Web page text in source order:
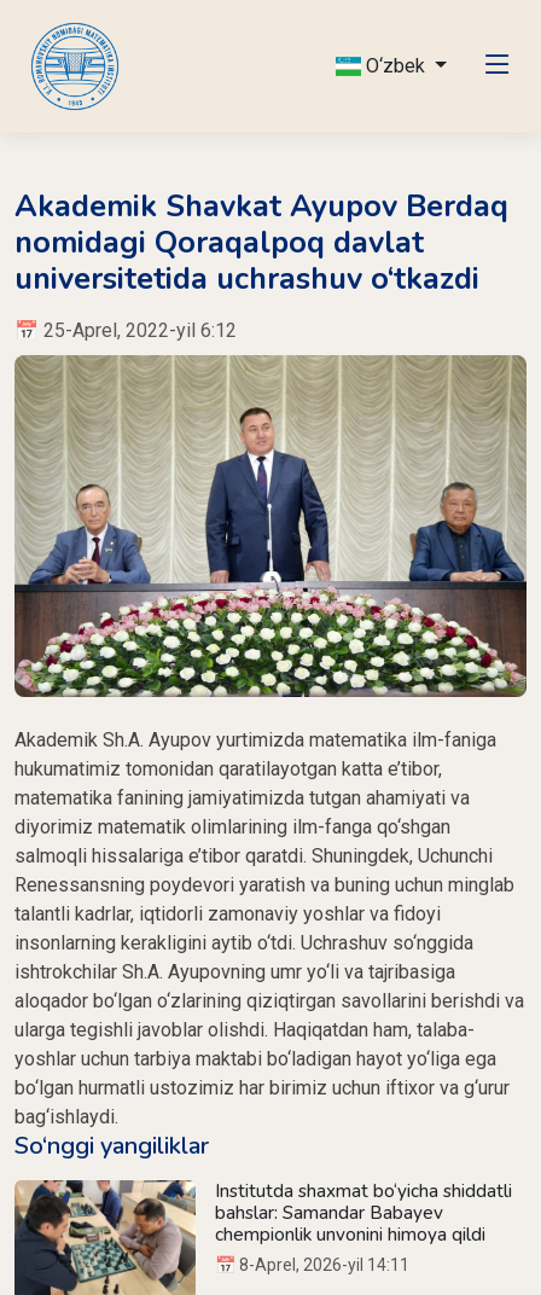
O‘zbek
Akademik Shavkat Ayupov Berdaq
nomidagi Qoraqalpoq davlat
universitetida uchrashuv o‘tkazdi
📅 25-Aprel, 2022-yil 6:12
Akademik Sh.A. Ayupov yurtimizda matematika ilm-faniga
hukumatimiz tomonidan qaratilayotgan katta e’tibor,
matematika fanining jamiyatimizda tutgan ahamiyati va
diyorimiz matematik olimlarining ilm-fanga qo‘shgan
salmoqli hissalariga e’tibor qaratdi. Shuningdek, Uchunchi
Renessansning poydevori yaratish va buning uchun minglab
talantli kadrlar, iqtidorli zamonaviy yoshlar va fidoyi
insonlarning kerakligini aytib o‘tdi. Uchrashuv so‘nggida
ishtrokchilar Sh.A. Ayupovning umr yo‘li va tajribasiga
aloqador bo‘lgan o‘zlarining qiziqtirgan savollarini berishdi va
ularga tegishli javoblar olishdi. Haqiqatdan ham, talaba-
yoshlar uchun tarbiya maktabi bo‘ladigan hayot yo‘liga ega
bo‘lgan hurmatli ustozimiz har birimiz uchun iftixor va g‘urur
bag‘ishlaydi.
So‘nggi yangiliklar
Institutda shaxmat bo‘yicha shiddatli
bahslar: Samandar Babayev
chempionlik unvonini himoya qildi
📅 8-Aprel, 2026-yil 14:11